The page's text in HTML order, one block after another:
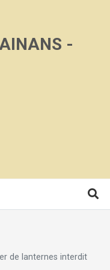
-
de lanternes interdit